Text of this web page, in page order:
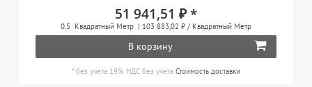
51 941,51 ₽ *
0.5 Квадратный Метр | 103 883,02 ₽ / Квадратный Метр
В корзину
*без учета 19% НДС без учета Стоимость доставки